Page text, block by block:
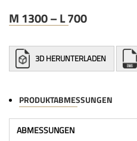
M 1300 – L 700
3D HERUNTERLADEN
PRODUKTABMESSUNGEN
ABMESSUNGEN